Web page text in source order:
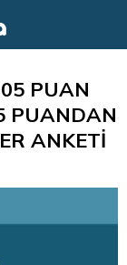
PUAN
PUANDAN
ANKETİ